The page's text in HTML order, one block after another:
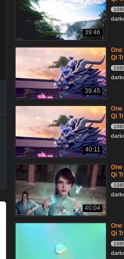
39:46
39:45
One
Qi
40:11
One
Qi
40:04
One
Qi
One
Qi